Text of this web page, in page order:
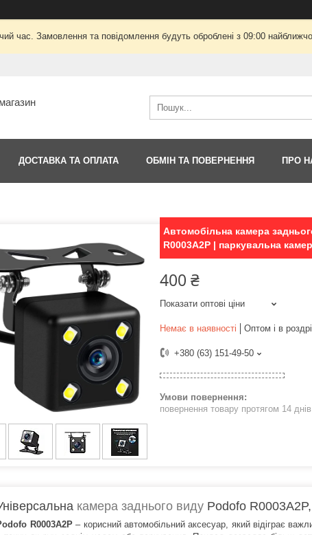
час. Замовлення та повідомлення будуть оброблені з 09:00
ДОСТАВКА ТА ОПЛАТА ОБМІН ТА ПОВЕРНЕННЯ ПРО
Автомобільна камера
R0003A2P | паркувальна
400 ₴
Показати оптові ціни
Немає в наявності Оптом і в
+380 (63) 151-49-50
повернення товару протягом 14 днів
камера заднього виду Podofo
R0003A2P– корисний автомобільний аксесуар, який відіграє